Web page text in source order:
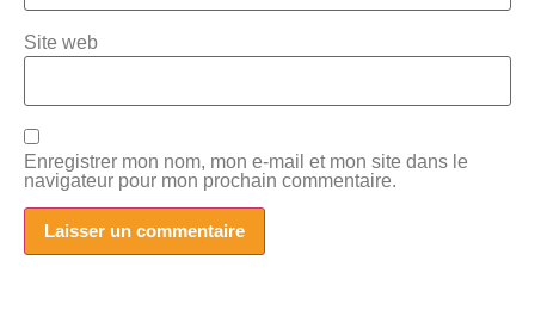
Site web
Enregistrer mon nom, mon e-mail et mon site dans le
navigateur pour mon prochain commentaire.